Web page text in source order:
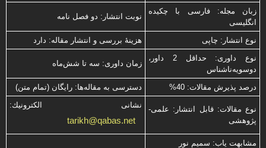
زبان مجله: فارسی با چكیده
انگلیسی
نوبت انتشار: دو فصل نامه
نوع انتشار: چاپی
هزینۀ بررسی و انتشار مقاله: دارد
نوع داوری: حداقل 2 داور،
دوسویه‌ناشناس
زمان داوری: سه تا شش‌ماه
درصد پذیرش مقالات: 40% دسترسی به مقاله‌ها: رایگان (تمام متن)
نوع مقالات: قابل انتشار: علمی-
پژوهشی
نشانی الكترونیك:
tarikh@qabas.net
مشابهت ياب: سميم نور